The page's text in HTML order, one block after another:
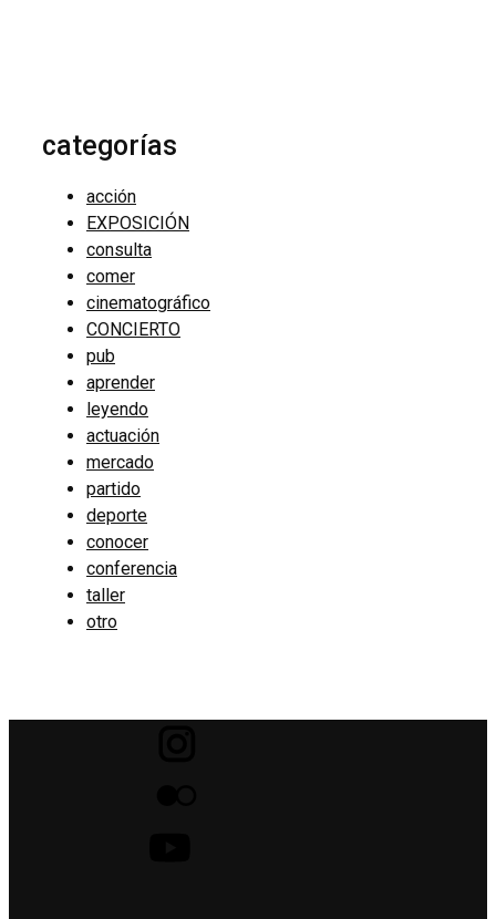
categorías
acción
EXPOSICIÓN
consulta
comer
cinematográfico
CONCIERTO
pub
aprender
leyendo
actuación
mercado
partido
deporte
conocer
conferencia
taller
otro